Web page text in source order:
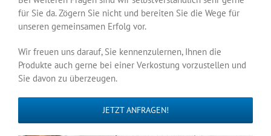
für Sie da. Zögern Sie nicht und bereiten Sie die Wege für
unseren gemeinsamen Erfolg vor.
Wir freuen uns darauf, Sie kennenzulernen, Ihnen die
Produkte auch gerne bei einer Verkostung vorzustellen und
Sie davon zu überzeugen.
JETZT ANFRAGEN!